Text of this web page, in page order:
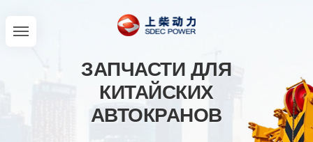
ЗАПЧАСТИ ДЛЯ
КИТАЙСКИХ
АВТОКРАНОВ